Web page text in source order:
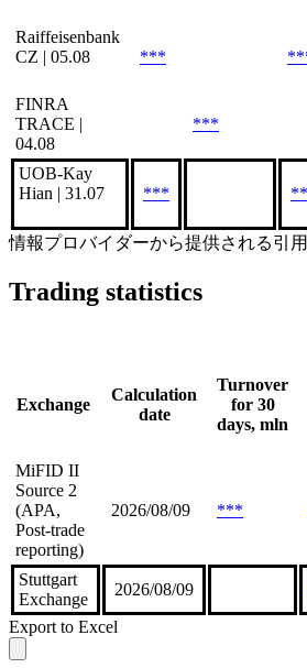
Raiffeisenbank
CZ | 05.08
***
FINRA
TRACE |
04.08
***
UOB-Kay
Hian | 31.07
***
情報プロバイダーから提供される引
Trading statistics
Exchange
Calculation
date
Turnover
for 30
days, mln
MiFID II
Source 2
(APA,
Post-trade
reporting)
2026/08/09 ***
Stuttgart
Exchange
2026/08/09
Export to Excel